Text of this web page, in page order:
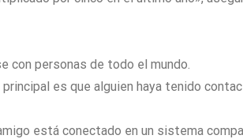
con personas de todo el mundo.
es que alguien haya tenido
está conectado en un sistema